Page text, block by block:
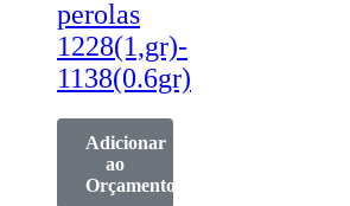
perolas
1228(1,gr)-
1138(0.6gr)
Adicionar
ao
Orçamento